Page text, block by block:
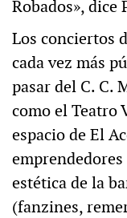
Robados», dice
Los conciertos
cada vez más
pasar del C. C.
como el Teatro
espacio de El
estética de la
(fanzines,